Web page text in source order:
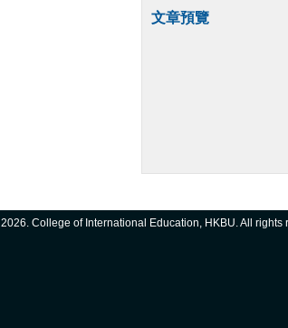
文章預覽
2026. College of International Education, HKBU. All rights